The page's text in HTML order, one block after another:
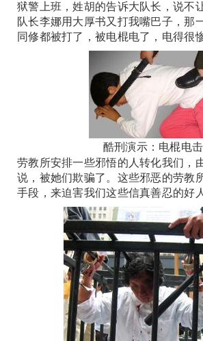
狱警上班，姓胡的告诉大队长，说不
队长李娜用大厚书又打我嘴巴子，那
同修都被打了，被电棍电了，电得很惨
酷刑演示：电棍电击
劳教所安排一些邪悟的人转化我们，
说，被她们欺骗了。这些邪恶的劳教
手段，来迫害我们这些信真善忍的好人